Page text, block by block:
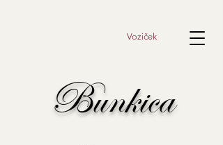
Voziček
Bunkica